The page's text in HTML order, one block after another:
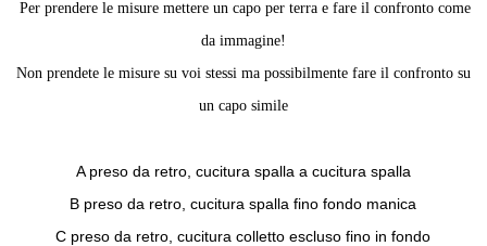
Per prendere le misure mettere un capo per terra e fare il confronto come
da immagine!
Non prendete le misure su voi stessi ma possibilmente fare il confronto su
un capo simile
A preso da retro, cucitura spalla a cucitura spalla
B preso da retro, cucitura spalla fino fondo manica
C preso da retro, cucitura colletto escluso fino in fondo